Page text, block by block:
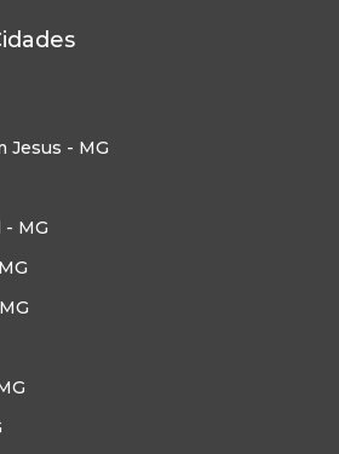
Jesus - MG
- MG